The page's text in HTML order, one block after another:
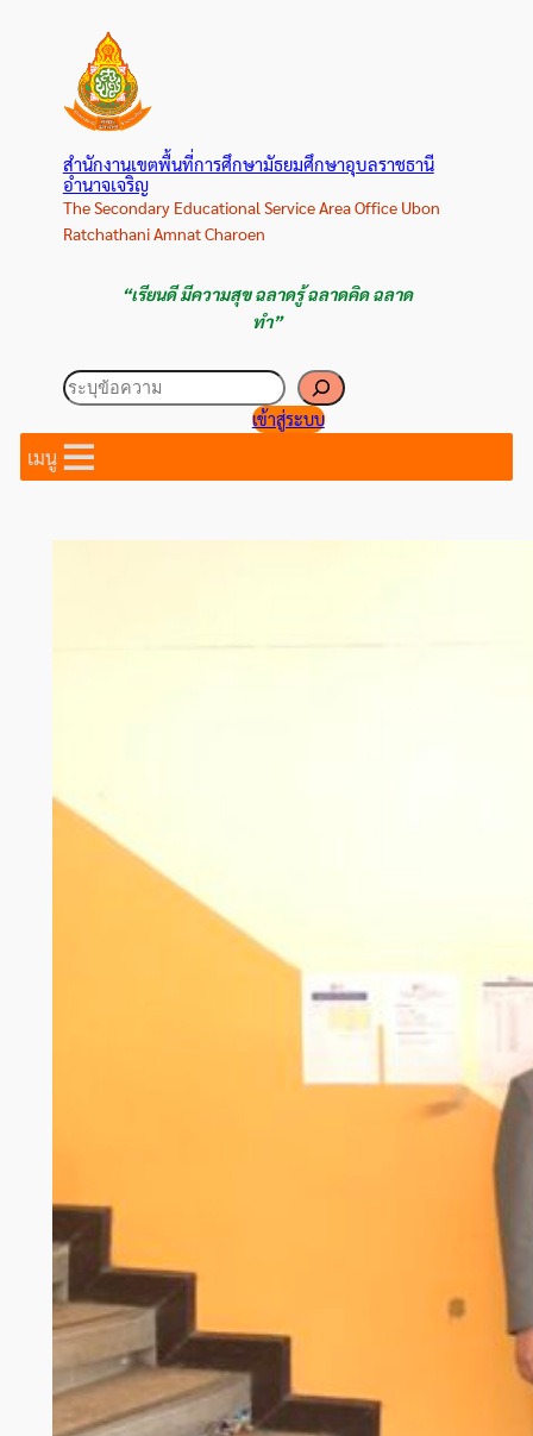
สำนักงานเขตพื้นที่การศึกษามัธยมศึกษาอุบลราชธานี
อำนาจเจริญ
The Secondary Educational Service Area Office Ubon
Ratchathani Amnat Charoen
“เรียนดี มีความสุข ฉลาดรู้ ฉลาดคิด ฉลาด
ทำ”
ค้นหา
เข้าสู่ระบบ
เมนู